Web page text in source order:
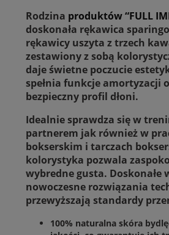
Rodzina produktów“FULL
doskonała rękawica
rękawicy uszyta z trzech
zestawiony z sobą
daje świetne poczucie
spełnia funkcje amortyzacji
bezpieczny profil dłoni.
Idealnie sprawdza się w
partnerem jak również w
bokserskim i tarczach
kolorystyka pozwala
wybredne gusta. Doskonałe
nowoczesne rozwiązania
przewyższają standardy
100% naturalna skóra